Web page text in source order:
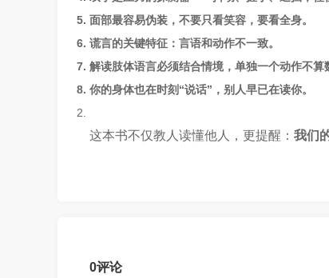
面部最容易伪装，不要只看笑容，要看全身。
谎言的关键特征：言语和动作不一致。
解读肢体语言必须结合情境，单独一个动作不算
你的身体也在时刻“说话”，别人早已在读你。
这本书不仅教人读懂他人，更提醒： 我们
0评论